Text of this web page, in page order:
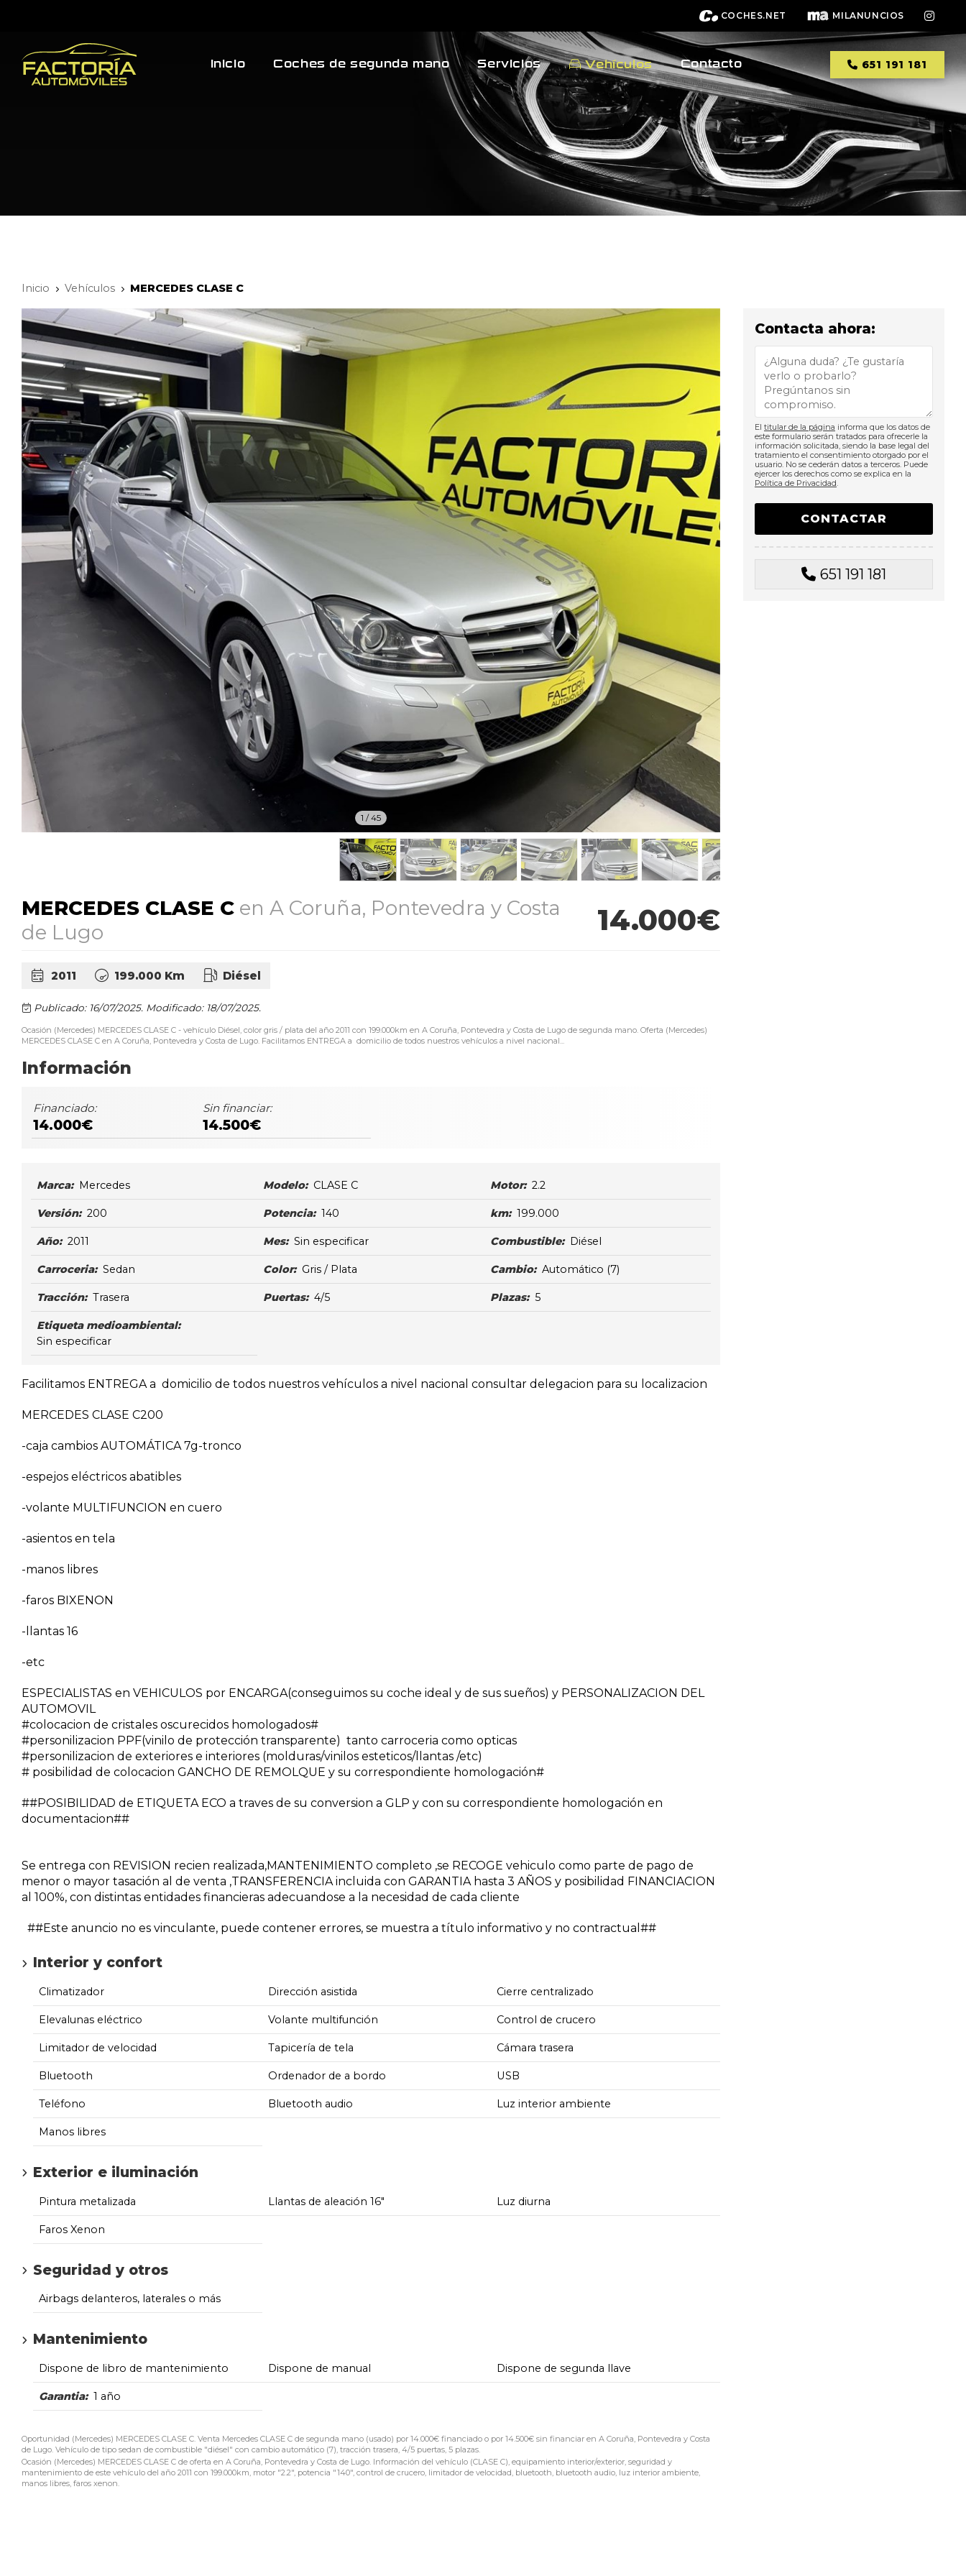
COCHES.NET MILANUNCIOS
Inicio Coches de segunda mano Servicios Vehículos Contacto 651 191 181
Inicio Vehículos MERCEDES CLASE C
Contacta ahora:
El titular de la página informa que los datos de
este formulario serán tratados para ofrecerle la
información solicitada, siendo la base legal del
tratamiento el consentimiento otorgado por el
usuario. No se cederán datos a terceros. Puede
ejercer los derechos como se explica en la
Política de Privacidad.
651 191 181
1 /45
MERCEDES CLASE C en A Coruña, Pontevedra y Costa
de Lugo
14.000€
2011 199.000 Km Diésel
Publicado: 16/07/2025. Modificado: 18/07/2025.
Ocasión (Mercedes) MERCEDES CLASE C - vehículo Diésel, color gris / plata del año 2011 con 199.000km en A Coruña, Pontevedra y Costa de Lugo de segunda mano. Oferta (Mercedes)
MERCEDES CLASE C en A Coruña, Pontevedra y Costa de Lugo. Facilitamos ENTREGA a domicilio de todos nuestros vehículos a nivel nacional...
Información
Financiado:
14.000€
Sin financiar:
14.500€
Marca: Mercedes Modelo: CLASE C Motor: 2.2
Versión: 200 Potencia: 140 km: 199.000
Año: 2011 Mes: Sin especificar Combustible: Diésel
Carroceria: Sedan Color: Gris / Plata Cambio: Automático (7)
Tracción: Trasera Puertas: 4/5 Plazas: 5
Etiqueta medioambiental:
Sin especificar
Facilitamos ENTREGA a domicilio de todos nuestros vehículos a nivel nacional consultar delegacion para su localizacion
MERCEDES CLASE C200
-caja cambios AUTOMÁTICA 7g-tronco
-espejos eléctricos abatibles
-volante MULTIFUNCION en cuero
-asientos en tela
-manos libres
-faros BIXENON
-llantas 16
-etc
ESPECIALISTAS en VEHICULOS por ENCARGA(conseguimos su coche ideal y de sus sueños) y PERSONALIZACION DEL
AUTOMOVIL
#colocacion de cristales oscurecidos homologados#
#personilizacion PPF(vinilo de protección transparente) tanto carroceria como opticas
#personilizacion de exteriores e interiores (molduras/vinilos esteticos/llantas /etc)
# posibilidad de colocacion GANCHO DE REMOLQUE y su correspondiente homologación#
##POSIBILIDAD de ETIQUETA ECO a traves de su conversion a GLP y con su correspondiente homologación en
documentacion##
Se entrega con REVISION recien realizada,MANTENIMIENTO completo ,se RECOGE vehiculo como parte de pago de
menor o mayor tasación al de venta ,TRANSFERENCIA incluida con GARANTIA hasta 3 AÑOS y posibilidad FINANCIACION
al 100%, con distintas entidades financieras adecuandose a la necesidad de cada cliente
##Este anuncio no es vinculante, puede contener errores, se muestra a título informativo y no contractual##
Interior y confort
Climatizador Dirección asistida Cierre centralizado
Elevalunas eléctrico Volante multifunción Control de crucero
Limitador de velocidad Tapicería de tela Cámara trasera
Bluetooth Ordenador de a bordo USB
Teléfono Bluetooth audio Luz interior ambiente
Manos libres
Exterior e iluminación
Pintura metalizada Llantas de aleación 16" Luz diurna
Faros Xenon
Seguridad y otros
Airbags delanteros, laterales o más
Mantenimiento
Dispone de libro de mantenimiento Dispone de manual Dispone de segunda llave
Garantia: 1 año
Oportunidad (Mercedes) MERCEDES CLASE C. Venta Mercedes CLASE C de segunda mano (usado) por 14.000€ financiado o por 14.500€ sin financiar en A Coruña, Pontevedra y Costa
de Lugo. Vehículo de tipo sedan de combustible "diésel" con cambio automático (7), tracción trasera, 4/5 puertas, 5 plazas.
Ocasión (Mercedes) MERCEDES CLASE C de oferta en A Coruña, Pontevedra y Costa de Lugo. Información del vehículo (CLASE C), equipamiento interior/exterior, seguridad y
mantenimiento de este vehículo del año 2011 con 199.000km, motor "2.2", potencia "140", control de crucero, limitador de velocidad, bluetooth, bluetooth audio, luz interior ambiente,
manos libres, faros xenon.